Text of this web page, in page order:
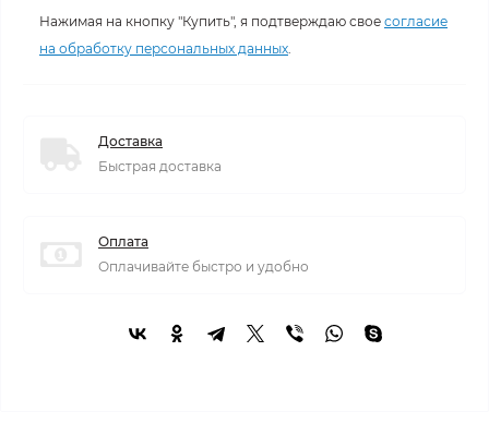
Нажимая на кнопку "Купить", я подтверждаю свое согласие
на обработку персональных данных
Доставка
Быстрая доставка
Оплата
Оплачивайте быстро и удобно